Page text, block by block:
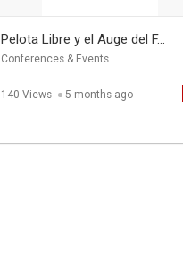
Pelota Libre y el Auge del F...
Conferences & Events
140 Views 5 months ago